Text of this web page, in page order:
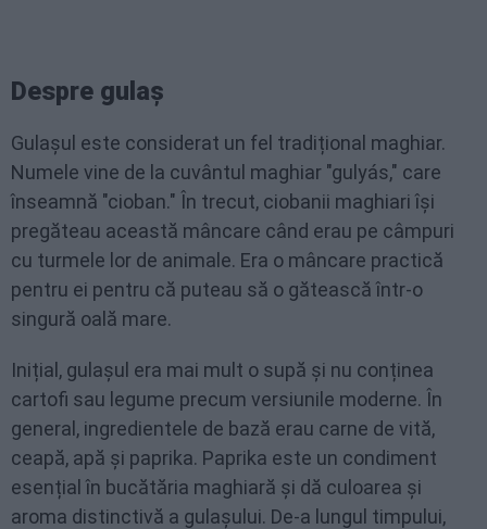
Despre gulaș
Gulașul este considerat un fel tradițional maghiar.
Numele vine de la cuvântul maghiar "gulyás," care
înseamnă "cioban." În trecut, ciobanii maghiari își
pregăteau această mâncare când erau pe câmpuri
cu turmele lor de animale. Era o mâncare practică
pentru ei pentru că puteau să o gătească într-o
singură oală mare.
Inițial, gulașul era mai mult o supă și nu conținea
cartofi sau legume precum versiunile moderne. În
general, ingredientele de bază erau carne de vită,
ceapă, apă și paprika. Paprika este un condiment
esențial în bucătăria maghiară și dă culoarea și
aroma distinctivă a gulașului. De-a lungul timpului,